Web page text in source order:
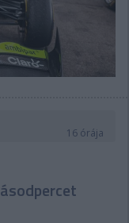
16 órája